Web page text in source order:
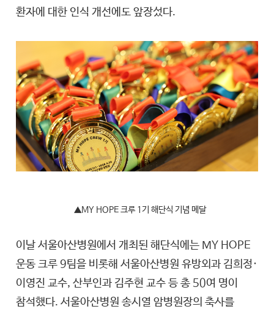
환자에 대한 인식 개선에도 앞장섰다.
▲MY HOPE 크루 1기 해단식 기념 메달
이날 서울아산병원에서 개최된 해단식에는 MY HOPE
운동 크루 9팀을 비롯해 서울아산병원 유방외과 김희정·
이영진 교수, 산부인과 김주현 교수 등 총 50여 명이
참석했다. 서울아산병원 송시열 암병원장의 축사를